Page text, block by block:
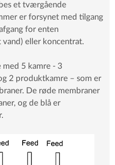
et tværgående
er forsynet med tilgang
for enten
eller koncentrat.
med 5 kamre - 3
2 produktkamre – som er
De røde membraner
og de blå er